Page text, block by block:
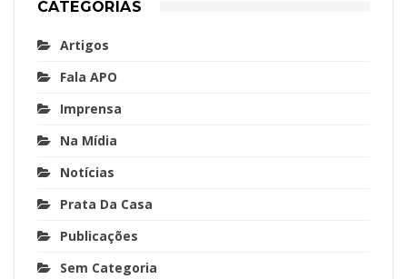
CATEGORIAS
Artigos
Fala APO
Imprensa
Na Mídia
Notícias
Prata Da Casa
Publicações
Sem Categoria